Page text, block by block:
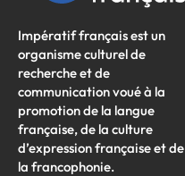
Impératif français est un
organisme culturel de
recherche et de
communication voué à la
promotion de la langue
française, de la culture
d’expression française et de
la francophonie.